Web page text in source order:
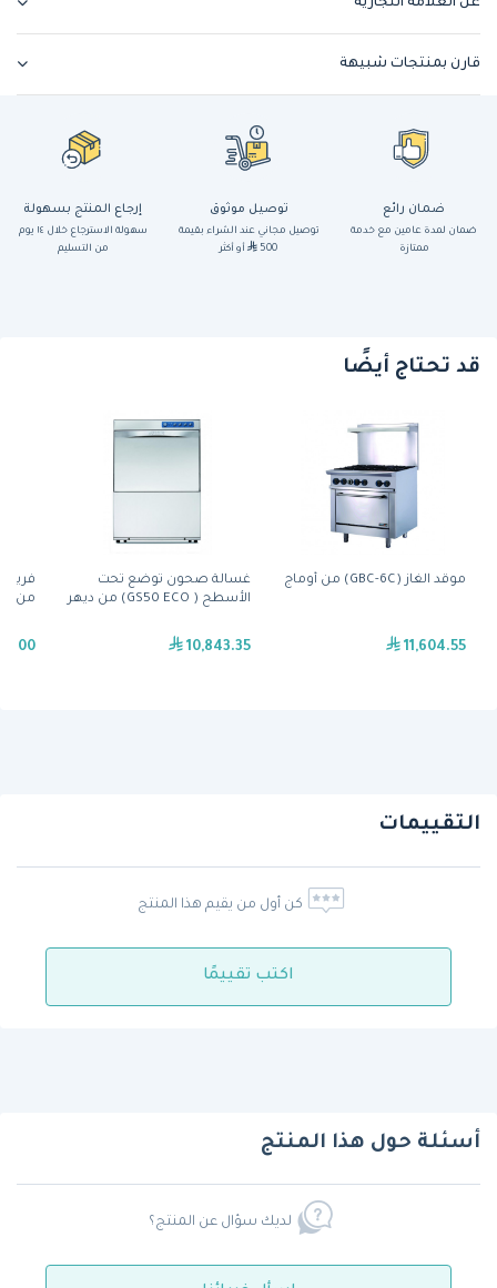
عن العلامة التجارية
قارن بمنتجات شبيهة
ضمان رائع
ضمان لمدة عامين مع خدمة
ممتازة
توصيل موثوق
توصيل مجاني عند الشراء بقيمة
500
أو أكثر
إرجاع المنتج بسهولة
سهولة الاسترجاع خلال ١٤ يوم
من التسليم
قد تحتاج أيضًا
موقد الغاز (GBC-6C) من أوماج
11,604.55
غسالة صحون توضع تحت
الأسطح ( GS50 ECO) من ديهر
10,843.35
من
التقييمات
كن أول من يقيم هذا المنتج
اكتب تقييمًا
أسئلة حول هذا المنتج
لديك سؤال عن المنتج؟